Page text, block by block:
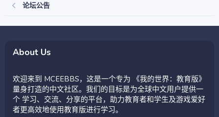
论坛公告
About Us
欢迎来到 MCEEBBS，这是一个专为 《我的世界：教育版》
量身打造的中文社区。我们的目标是为全球中文用户提供一
个 学习、交流、分享的平台，助力教育者和学生及游戏爱好
者更高效地使用教育版进行学习。